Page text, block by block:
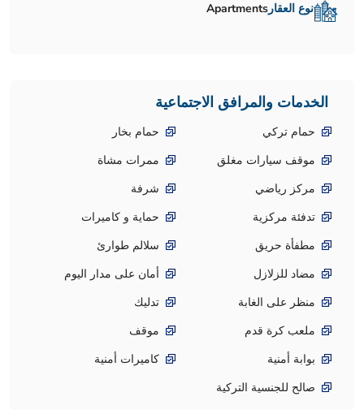
نوع العقارApartments
الخدمات والمرافق الاجتماعية
حمام تركي
حمام بخار
موقف سيارات مغلق
ممرات مشاة
مركز رياضي
شرفة
تدفئة مركزية
حماية و كاميرات
مطفأة حريق
سلالم طوارئ
مضاد للزلازل
أمان على مدار اليوم
منظر على الغابة
تدليك
ملعب كرة قدم
موقف
بوابة أمنية
كاميرات أمنية
صالح للجنسية التركية